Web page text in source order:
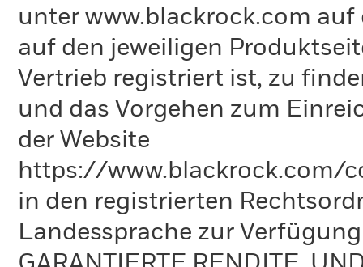
unter www.blackrock.com auf
auf den jeweiligen
Vertrieb registriert ist, zu
und das Vorgehen zum
der Website
https://www.blackrock.com/
in den registrierten
Landessprache zur